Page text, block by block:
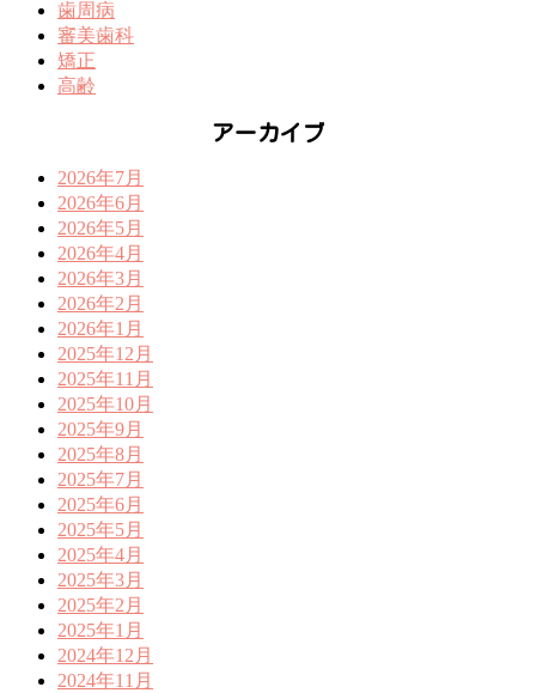
歯周病
審美歯科
矯正
高齢
アーカイブ
2026年7月
2026年6月
2026年5月
2026年4月
2026年3月
2026年2月
2026年1月
2025年12月
2025年11月
2025年10月
2025年9月
2025年8月
2025年7月
2025年6月
2025年5月
2025年4月
2025年3月
2025年2月
2025年1月
2024年12月
2024年11月